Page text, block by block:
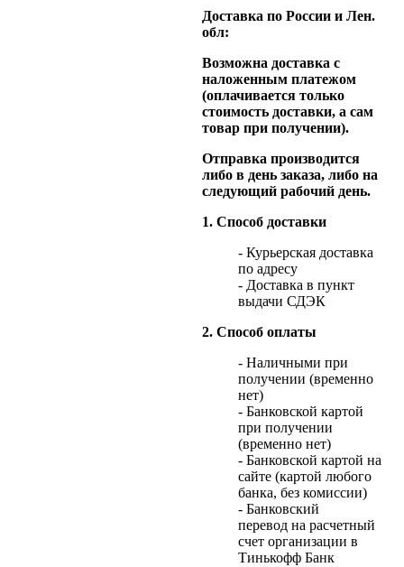
Доставка по России и Лен.
обл:
Возможна доставка с
наложенным платежом
(оплачивается только
стоимость доставки, а сам
товар при получении).
Отправка производится
либо в день заказа, либо на
следующий рабочий день.
1. Способ доставки
- Курьерская доставка
по адресу
- Доставка в пункт
выдачи СДЭК
2. Способ оплаты
- Наличными при
получении (временно
нет)
- Банковской картой
при получении
(временно нет)
- Банковской картой на
сайте (картой любого
банка, без комиссии)
- Банковский
перевод на расчетный
счет организации в
Тинькофф Банк